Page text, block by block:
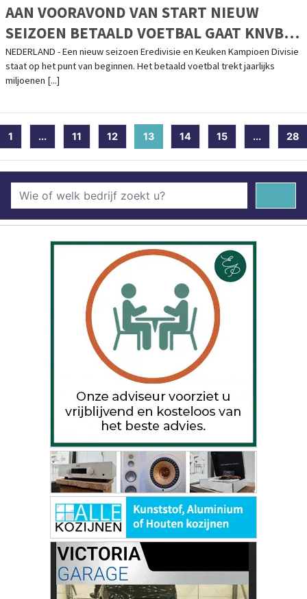
AAN VOORAVOND VAN START NIEUW
SEIZOEN BETAALD VOETBAL GAAT KNVB
VOOR GASTVRIJ EN VEILIG VOETBAL
NEDERLAND - Een nieuw seizoen Eredivisie en Keuken Kampioen Divisie
staat op het punt van beginnen. Het betaald voetbal trekt jaarlijks
miljoenen [...]
1 ... 11 12 13(current)
14 15 ... 28